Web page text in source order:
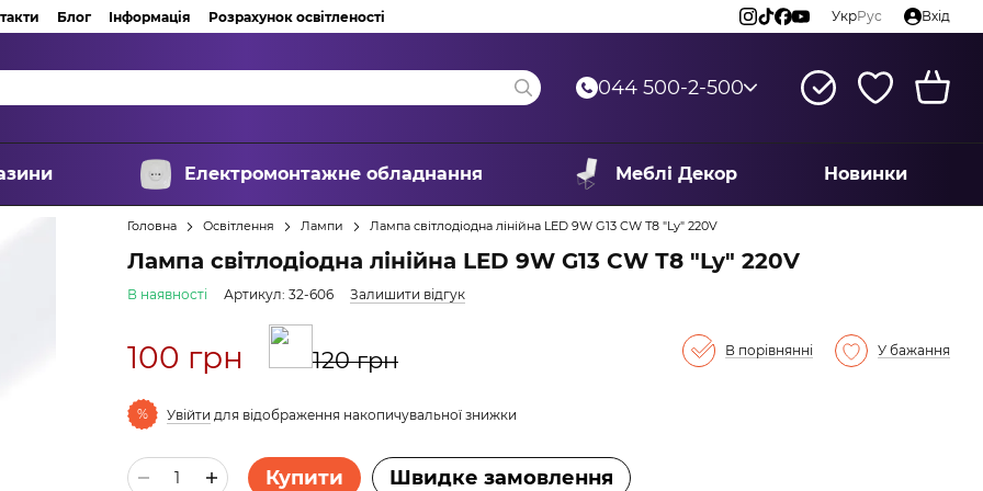
Блог Інформація Розрахунок освітленості УкрРус Вхід
044 500-2-500
Електромонтажне обладнання Меблі Декор Новинки
Головна Освітлення Лампи Лампа світлодіодна лінійна LED 9W G13 CW Т8 "Ly" 220V
Лампа світлодіодна лінійна LED 9W G13 CW Т8 "Ly" 220V
В наявності Артикул: 32-606 Залишити відгук
100 грн 120 грн В порівнянні У бажання
% Увійти для відображення накопичувальної знижки
Купити Швидке замовлення